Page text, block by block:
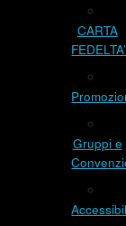
CARTA
FEDELTA’
Gruppi e